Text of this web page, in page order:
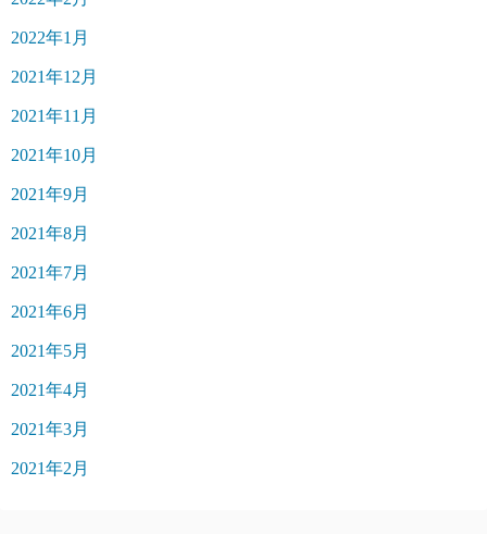
2022年1月
2021年12月
2021年11月
2021年10月
2021年9月
2021年8月
2021年7月
2021年6月
2021年5月
2021年4月
2021年3月
2021年2月